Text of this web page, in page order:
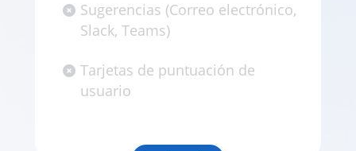
Sugerencias (Correo electrónico,
Slack, Teams)
Tarjetas de puntuación de
usuario